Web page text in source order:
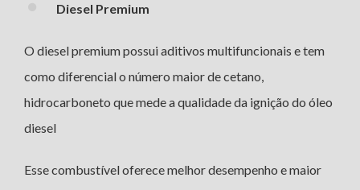
Diesel Premium
O diesel premium possui aditivos multifuncionais e tem
como diferencial o número maior de cetano,
hidrocarboneto que mede a qualidade da ignição do óleo
diesel
Esse combustível oferece melhor desempenho e maior